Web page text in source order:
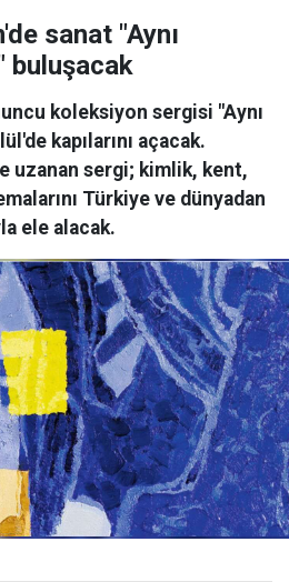
sanat "Aynı
buluşacak
koleksiyon sergisi "Aynı
kapılarını açacak.
uzanan sergi; kimlik, kent,
Türkiye ve dünyadan
ele alacak.